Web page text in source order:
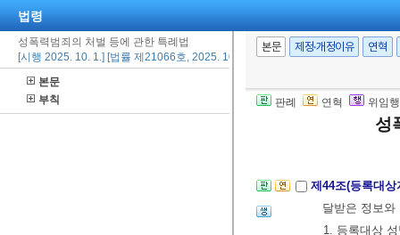
법령
성폭력범죄의 처벌 등에 관한 특례법
[시행 2025. 10. 1.] [법률 제21066호, 2025. 10. 1., 타법개정]
본문
부칙
본문 제정·개정이유 연혁
판례 연혁 위임
성
③ 관할경찰관
④ 제1항 및 제
으로 정한다.
[본조신설
제44조(등록대
달받은 정보
1. 등록대상